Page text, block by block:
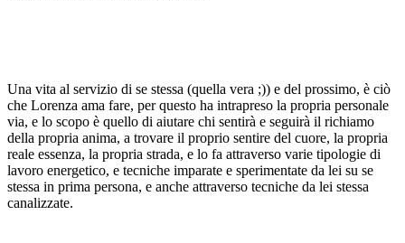
Una vita al servizio di se stessa (quella vera ;)) e del prossimo, è ciò
che Lorenza ama fare, per questo ha intrapreso la propria personale
via, e lo scopo è quello di aiutare chi sentirà e seguirà il richiamo
della propria anima, a trovare il proprio sentire del cuore, la propria
reale essenza, la propria strada, e lo fa attraverso varie tipologie di
lavoro energetico, e tecniche imparate e sperimentate da lei su se
stessa in prima persona, e anche attraverso tecniche da lei stessa
canalizzate.